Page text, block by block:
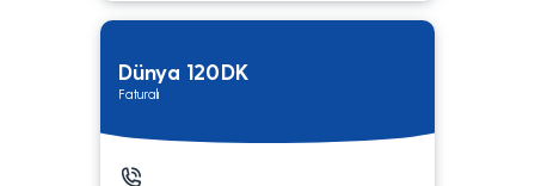
Dünya 120DK
Faturalı